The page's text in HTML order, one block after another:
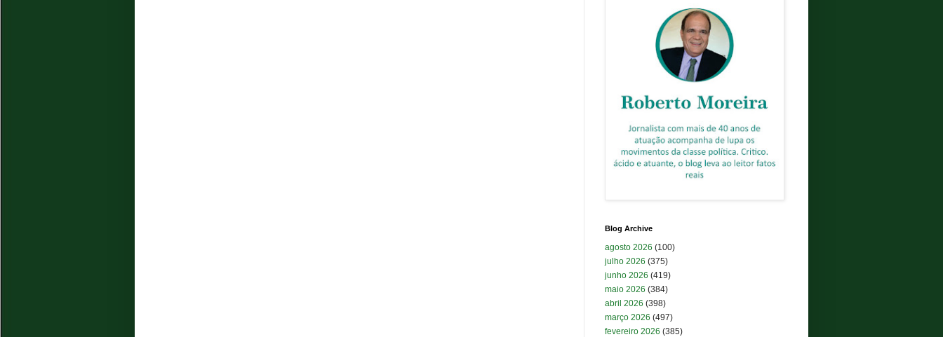
Blog Archive
agosto 2026 (100)
julho 2026 (375)
junho 2026 (419)
maio 2026 (384)
abril 2026 (398)
março 2026 (497)
fevereiro 2026 (385)